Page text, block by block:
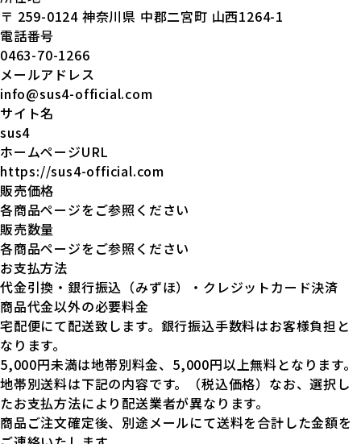
〒 259-0124 神奈川県 中郡二宮町 山西1264-1
電話番号
0463-70-1266
メールアドレス
info@sus4-official.com
サイト名
sus4
ホームページURL
https://sus4-official.com
販売価格
各商品ページをご参照ください
販売数量
各商品ページをご参照ください
お支払方法
代金引換・銀行振込（みずほ）・クレジットカード決済
商品代金以外の必要料金
宅配便にて配送致します。銀行振込手数料はお客様負担と
なります。
5,000円未満は地帯別料金、5,000円以上無料となります。
地帯別送料は下記の内容です。（税込価格）なお、選択し
たお支払方法により配送業者が異なります。
商品ご注文確定後、別途メールにて送料を合計した金額を